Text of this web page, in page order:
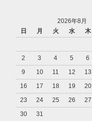
2026年8月
日
月 火 水 木
2
3 4 5 6
9
10 11 12 13
16
17 18 19 20
23
24 25 26 27
30
31